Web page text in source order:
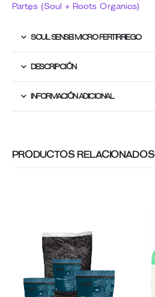
Partes (Soul + Roots Organics)
SOUL SENSEI MICRO FERTIRRIEGO
DESCRIPCIÓN
INFORMACIÓN ADICIONAL
PRODUCTOS RELACIONADOS